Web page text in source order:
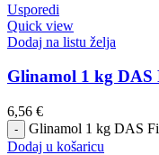
Usporedi
Quick view
Dodaj na listu želja
Glinamol 1 kg DAS
6,56 €
Glinamol 1 kg DAS
Dodaj u košaricu